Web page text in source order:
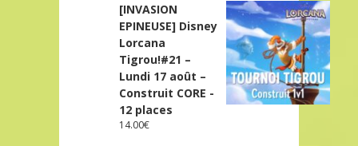
[INVASION
EPINEUSE] Disney
Lorcana
Tigrou!#21 –
Lundi 17 août –
Construit CORE -
12 places
14.00€